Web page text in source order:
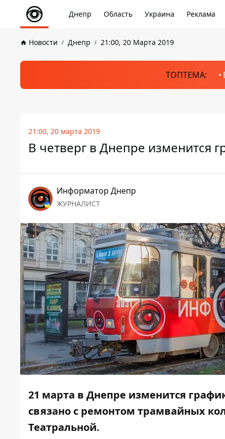
Днепр Область Украина Реклама
Новости Днепр 21:00, 20 Марта 2019
ТОПТЕМА:
21:00, 20 марта 2019
В четверг в Днепре изменится
Информатор Днепр
ЖУРНАЛИСТ
21 марта в Днепре изменится
связано с ремонтом трамвайных
Театральной.